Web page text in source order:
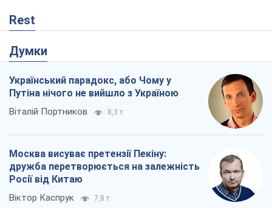
Rest
Думки
Український парадокс, або Чому у
Путіна нічого не вийшло з Україною
Віталій Портников 8,3 т.
Москва висуває претензії Пекіну:
дружба перетворюється на залежність
Росії від Китаю
Віктор Каспрук 7,8 т.